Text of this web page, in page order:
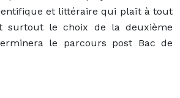
et littéraire qui plaît à tout
surtout le choix de la deuxième
le parcours post Bac de